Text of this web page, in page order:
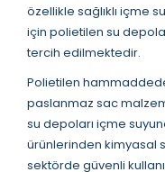
özellikle sağlıklı içme
için polietilen su
tercih edilmektedir.
Polietilen
paslanmaz sac
su depoları içme
ürünlerinden kimyasal
sektörde güvenli